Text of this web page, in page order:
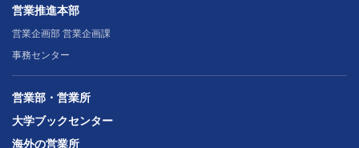
営業推進本部
営業企画部 営業企画課
事務センター
営業部・営業所
大学ブックセンター
海外の営業所